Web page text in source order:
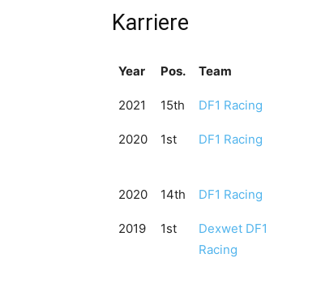
Karriere
Year Pos. Team
2021 15th DF1 Racing
2020 1st DF1 Racing
2020 14th DF1 Racing
2019 1st
Dexwet DF1
Racing